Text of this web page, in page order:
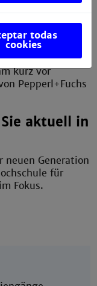
Studium
kurz vor
Pepperl+Fuchs
aktuell in
neuen Generation
für
Fokus.
todas
cookies